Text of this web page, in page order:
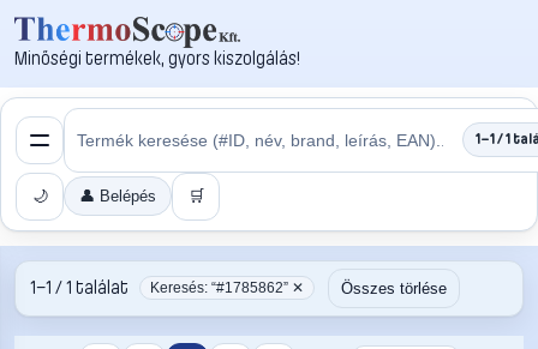
Minőségi termékek, gyors kiszolgálás!
1–1 / 1
🌙 👤 Belépés 🛒
1–1 / 1 találat Keresés: “#1785862” ✕ Összes törlése